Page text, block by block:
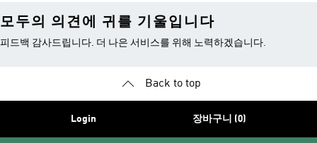
모두의 의견에 귀를 기울입니다
피드백 감사드립니다. 더 나은 서비스를 위해 노력하겠습니다.
Back to top
Login 장바구니 (0)